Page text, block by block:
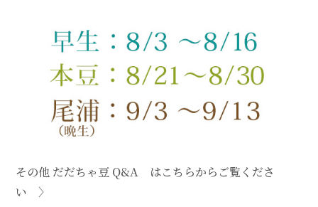
その他 だだちゃ豆 Q&A はこちらからご覧くださ
い 〉